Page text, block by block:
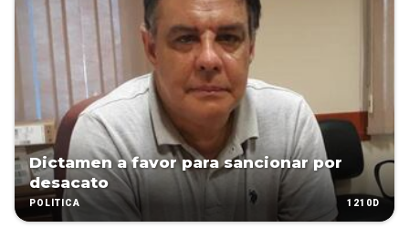
Dictamen a favor para sancionar por
desacato
POLÍTICA 1210D